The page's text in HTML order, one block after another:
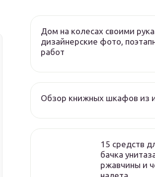
Дом на колесах своими
дизайнерские фото,
работ
Обзор книжных шкафов из
15 средств
бачка
ржавчины и